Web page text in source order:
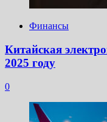
Финансы
Китайская
2025 году
0